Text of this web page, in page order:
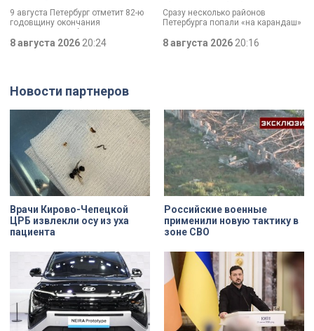
9 августа Петербург отметит 82-ю
годовщину окончания
Ленинградской битвы. Это День
воинской славы, который был
официально установлен в апреле
8 августа 2026 20:24
Сразу несколько районов
Петербурга попали «на карандаш»
парковкой во дворах. За два
летних месяца только по
8 августа 2026 20:16
Новости партнеров
Врачи Кирово-Чепецкой
ЦРБ извлекли осу из уха
пациента
Российские военные
применили новую тактику в
зоне СВО